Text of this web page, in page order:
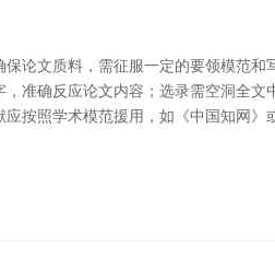
论文质料，需征服一定的要领模范
准确反应论文内容；选录需空洞全
按照学术模范援用，如《中国知网》